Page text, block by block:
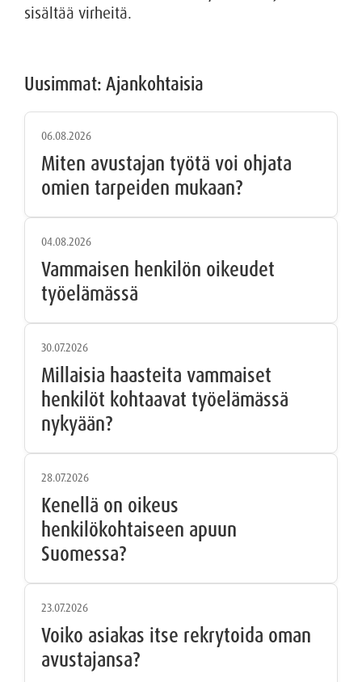
sisältää virheitä.
Uusimmat: Ajankohtaisia
06.08.2026
Miten avustajan työtä voi ohjata
omien tarpeiden mukaan?
04.08.2026
Vammaisen henkilön oikeudet
työelämässä
30.07.2026
Millaisia haasteita vammaiset
henkilöt kohtaavat työelämässä
nykyään?
28.07.2026
Kenellä on oikeus
henkilökohtaiseen apuun
Suomessa?
23.07.2026
Voiko asiakas itse rekrytoida oman
avustajansa?